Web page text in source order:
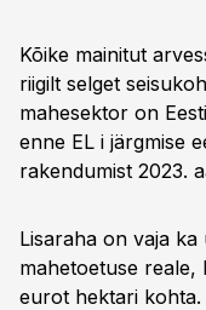
Kõike mainitut
riigilt selget
mahesektor on
enne EL i järgmise
rakendumist 2023.
Lisaraha on vaja
mahetoetuse reale,
eurot hektari kohta.